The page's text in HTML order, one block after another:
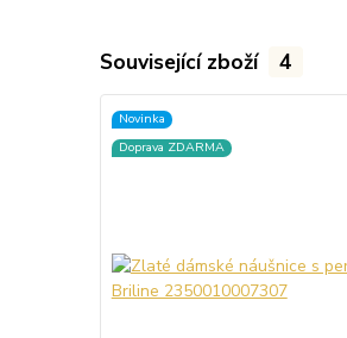
Související zboží 4
Novinka
Doprava ZDARMA